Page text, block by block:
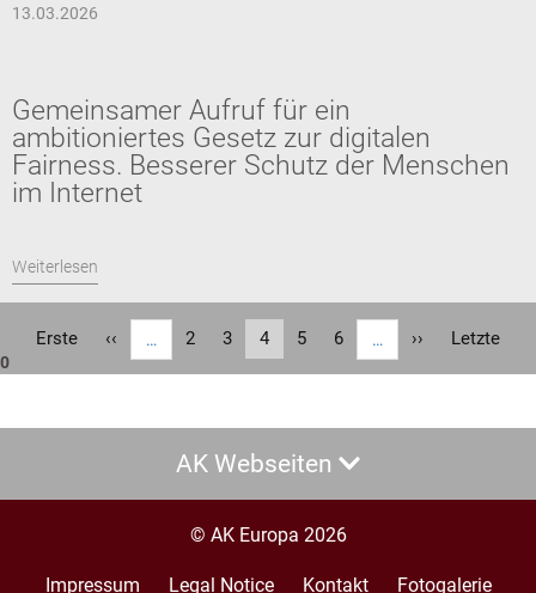
13.03.2026
Gemeinsamer Aufruf für ein
ambitioniertes Gesetz zur digitalen
Fairness. Besserer Schutz der Menschen
im Internet
Weiterlesen
Seitennummerierung
Erste
Erste
Vorherige
Seite
‹‹ … Seite
2 Seite
3
Aktuelle
Seite
4 Seite
5 Seite
6 …
Nächste
››
Letzte
Letzte
AK Webseiten
© AK Europa 2026
Footer
Impressum Legal Notice Kontakt Fotogalerie